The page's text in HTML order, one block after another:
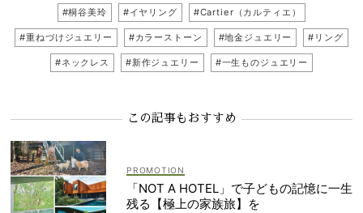
#桐谷美玲 #イヤリング #Cartier（カルティエ）
#重ねづけジュエリー #カラーストーン #地金ジュエリー #リング
#ネックレス #新作ジュエリー #一生ものジュエリー
この記事もおすすめ
「NOT A HOTEL」で子どもの記憶に一生
残る【極上の家族旅】を